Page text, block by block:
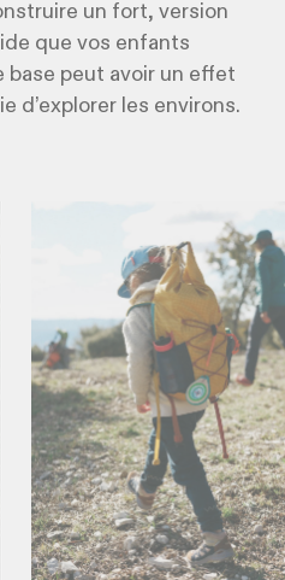
un fort, version
que vos enfants
base peut avoir un effet
d’explorer les environs.